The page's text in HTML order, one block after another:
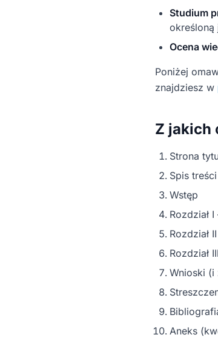
Studium
określoną
Ocena
Poniżej
znajdziesz w
Z jakich
Strona
Spis treści
Wstęp
Rozdział
Rozdział
Rozdział
Wnioski (i
Aneks